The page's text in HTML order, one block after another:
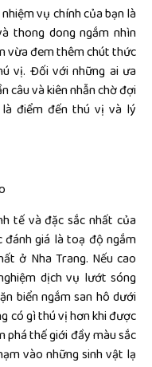
nhiệm vụ chính của bạn là
thong dong ngắm nhìn
vừa đem thêm chút thức
vị. Đối với những ai ưa
câu và kiên nhẫn chờ đợi
điểm đến thú vị và lý
tế và đặc sắc nhất của
giá là toạ độ ngắm
ở Nha Trang. Nếu cao
dịch vụ lướt sóng
biển ngắm san hô dưới
có gì thú vị hơn khi được
phá thế giới đầy màu sắc
vào những sinh vật lạ